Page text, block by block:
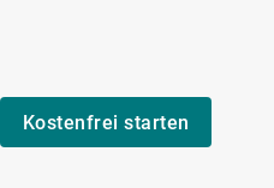
Kostenfrei starten